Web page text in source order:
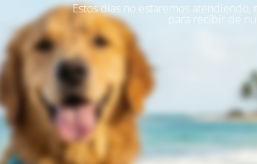
Estos días no estaremos atendiendo,
para recibir de